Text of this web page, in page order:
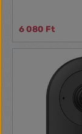
6 080 Ft